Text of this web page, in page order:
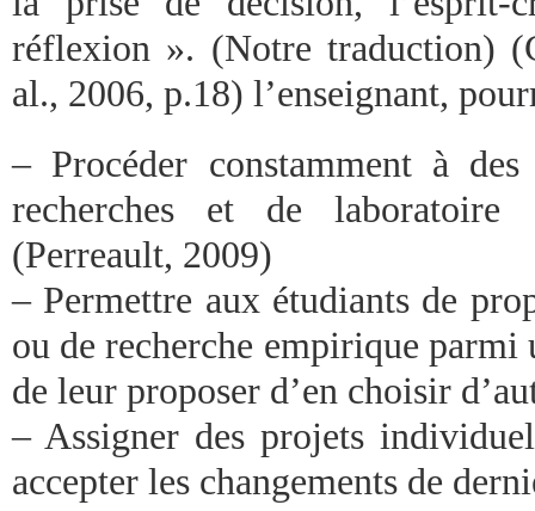
réflexion ». (Notre traduction)
al., 2006, p.18) l’enseignant,
– Procéder constamment à
recherches et de
(Perreault, 2009)
– Permettre aux étudiants de
ou de recherche empirique parmi
de leur proposer d’en choisir
– Assigner des projets
accepter les changements de